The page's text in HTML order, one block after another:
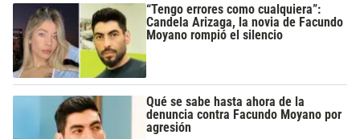
“Tengo errores como cualquiera”:
Candela Arizaga, la novia de Facundo
Moyano rompió el silencio
Qué se sabe hasta ahora de la
denuncia contra Facundo Moyano por
agresión